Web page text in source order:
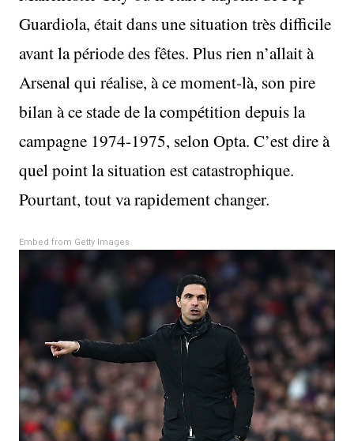
Guardiola, était dans une situation très difficile
avant la période des fêtes. Plus rien n’allait à
Arsenal qui réalise, à ce moment-là, son pire
bilan à ce stade de la compétition depuis la
campagne 1974-1975, selon Opta. C’est dire à
quel point la situation est catastrophique.
Pourtant, tout va rapidement changer.
Embed from Getty Images